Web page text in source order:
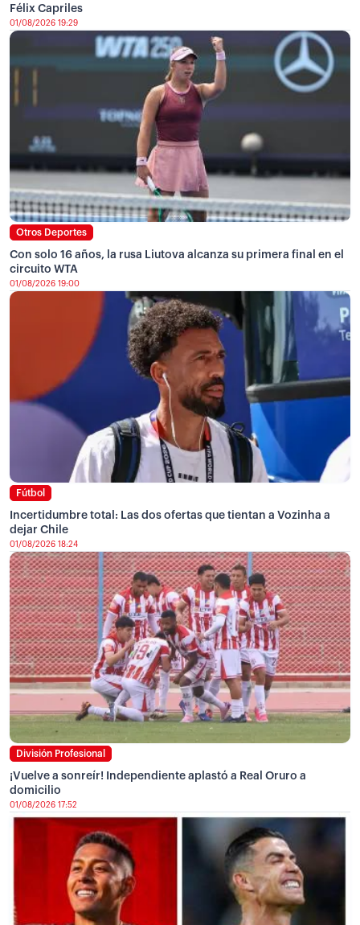
Félix Capriles
01/08/2026 19:29
Otros Deportes
Con solo 16 años, la rusa Liutova alcanza su primera final en el
circuito WTA
01/08/2026 19:00
Fútbol
Incertidumbre total: Las dos ofertas que tientan a Vozinha a
dejar Chile
01/08/2026 18:24
División Profesional
¡Vuelve a sonreír! Independiente aplastó a Real Oruro a
domicilio
01/08/2026 17:52